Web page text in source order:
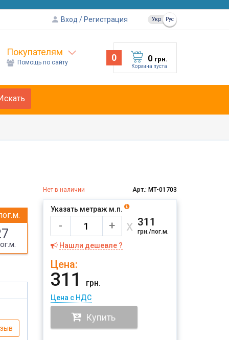
Вход Регистрация Укр Рус
Покупателям
Помощь по сайту 0 0 грн.
Корзина пуста
Нет в наличии Арт.: MT-01703
Указать метраж м.п.
- + х 311
грн./пог.м.
Нашли дешевле ?
Цена:
311 грн.
Цена с НДС
Купить